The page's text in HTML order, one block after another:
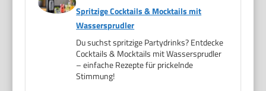
Spritzige Cocktails & Mocktails mit
Wassersprudler
Du suchst spritzige Partydrinks? Entdecke
Cocktails & Mocktails mit Wassersprudler
– einfache Rezepte für prickelnde
Stimmung!